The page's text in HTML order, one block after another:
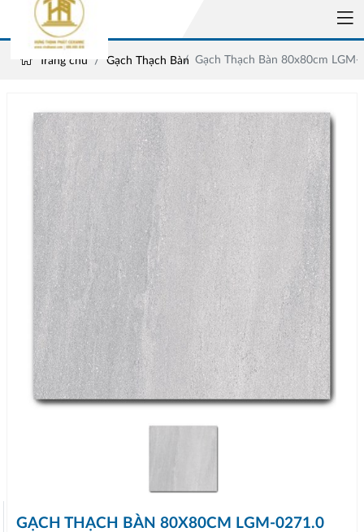
Trang chủ Gạch Thạch Bàn Gạch Thạch Bàn 80x80cm LGM-
GẠCH THẠCH BÀN 80X80CM LGM-0271.0